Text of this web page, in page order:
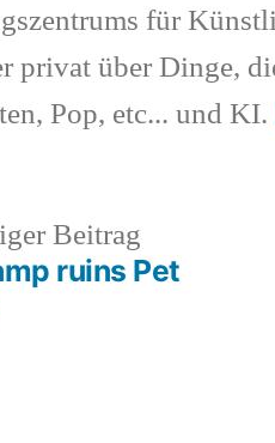
für
privat über Dinge,
Pop, etc... und KI.
Beitrag
Beitrag:
ruins Pet